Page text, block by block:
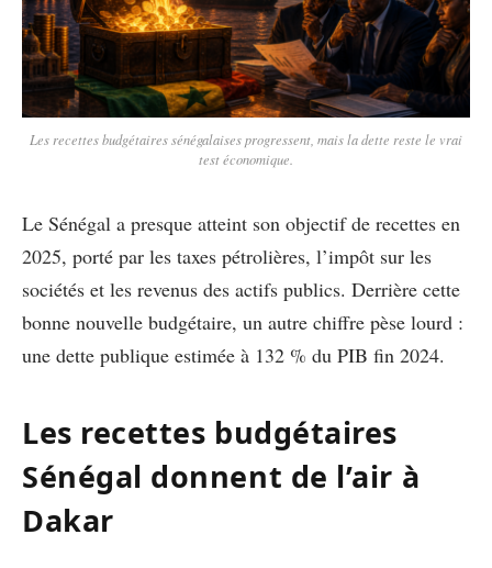
Les recettes budgétaires sénégalaises progressent, mais la dette reste le vrai
test économique.
Le Sénégal a presque atteint son objectif de recettes en
2025, porté par les taxes pétrolières, l’impôt sur les
sociétés et les revenus des actifs publics. Derrière cette
bonne nouvelle budgétaire, un autre chiffre pèse lourd :
une dette publique estimée à 132 % du PIB fin 2024.
Les recettes budgétaires
Sénégal donnent de l’air à
Dakar